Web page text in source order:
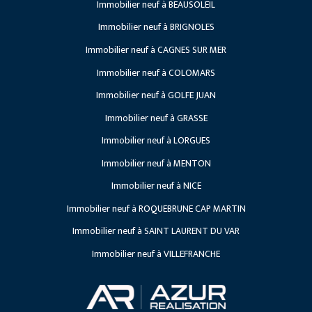
Recrutement
Lancements
Travaux en cours
Projets à venir
Immobilier neuf à BEAUSOLEIL
Immobilier neuf à BRIGNOLES
Immobilier neuf à CAGNES SUR MER
Immobilier neuf à COLOMARS
Immobilier neuf à GOLFE JUAN
Immobilier neuf à GRASSE
Immobilier neuf à LORGUES
Immobilier neuf à MENTON
Immobilier neuf à NICE
Immobilier neuf à ROQUEBRUNE CAP MARTIN
Immobilier neuf à SAINT LAURENT DU VAR
Immobilier neuf à VILLEFRANCHE